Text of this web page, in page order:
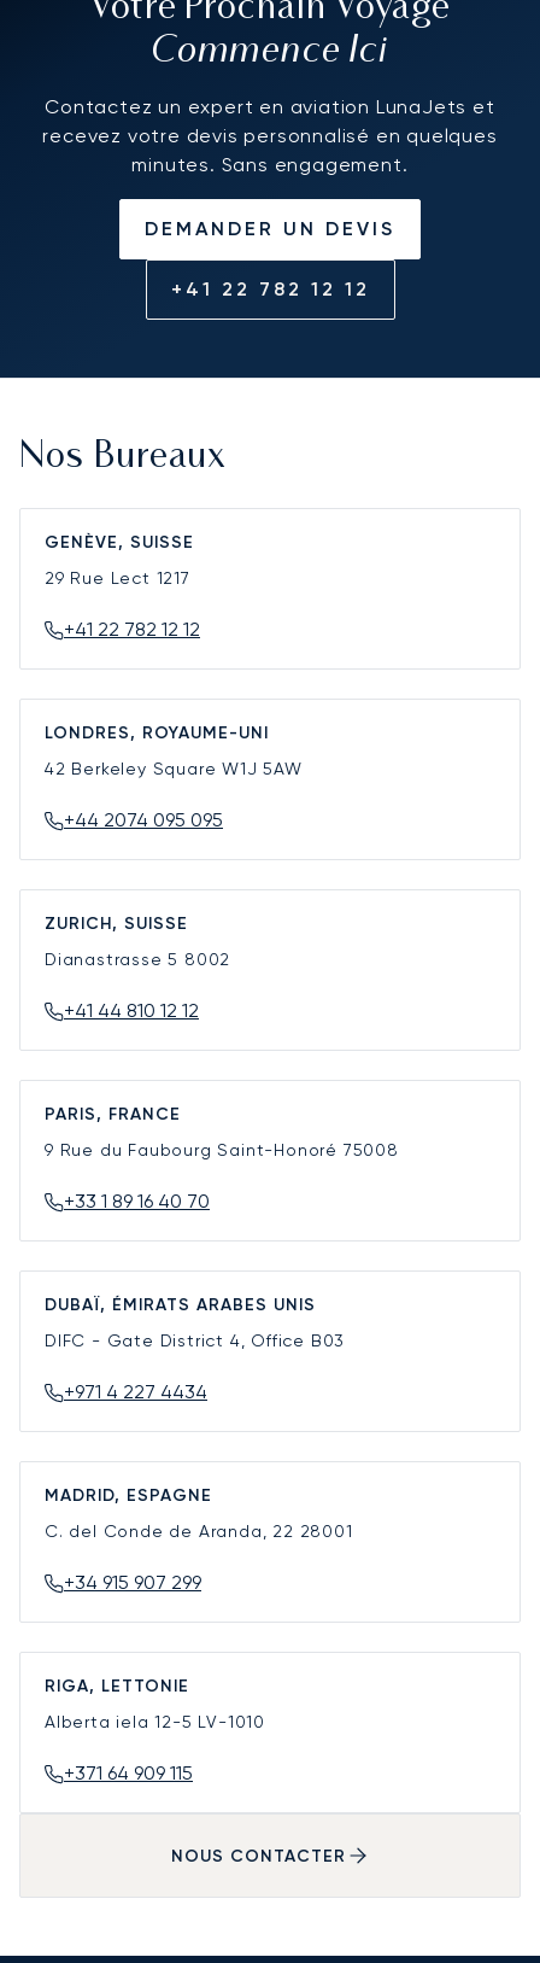
Votre Prochain Voyage
Commence Ici
Contactez un expert en aviation LunaJets et
recevez votre devis personnalisé en quelques
minutes. Sans engagement.
DEMANDER UN DEVIS
+41 22 782 12 12
Nos Bureaux
GENÈVE, SUISSE
29 Rue Lect 1217
+41 22 782 12 12
LONDRES, ROYAUME-UNI
42 Berkeley SquareW1J 5AW
+44 2074 095 095
ZURICH, SUISSE
Dianastrasse 5 8002
+41 44 810 12 12
PARIS, FRANCE
9 Rue du Faubourg Saint-Honoré 75008
+33 1 89 16 40 70
DUBAÏ, ÉMIRATS ARABES UNIS
DIFC - Gate District 4, Office B03
+971 4 227 4434
MADRID, ESPAGNE
C. del Conde de Aranda, 22 28001
+34 915 907 299
RIGA, LETTONIE
Alberta iela 12-5 LV-1010
+371 64 909 115
NOUS CONTACTER